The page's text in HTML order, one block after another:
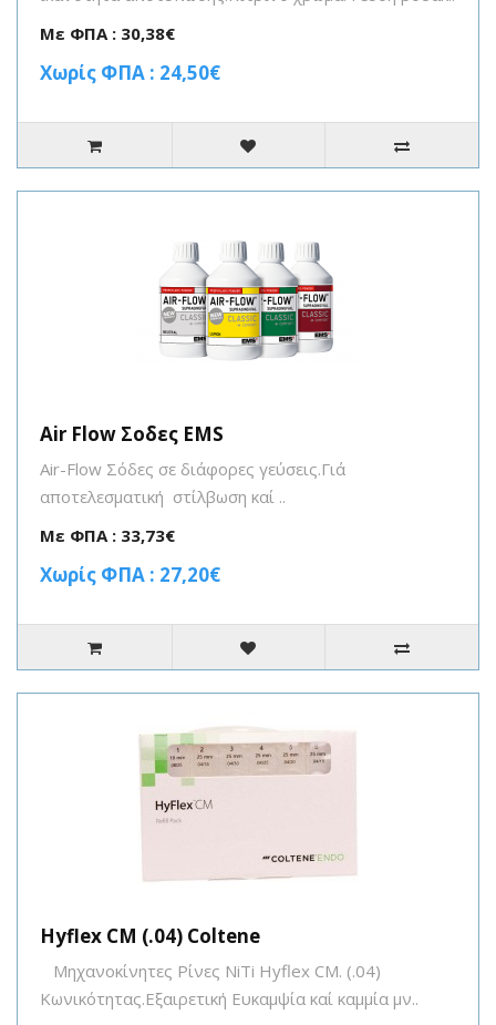
Με ΦΠΑ : 30,38€
Χωρίς ΦΠΑ : 24,50€
Air Flow Σοδες EMS
Air-Flow Σόδες σε διάφορες γεύσεις.Γιά
αποτελεσματική στίλβωση καί ..
Με ΦΠΑ : 33,73€
Χωρίς ΦΠΑ : 27,20€
Hyflex CM (.04) Coltene
Μηχανοκίνητες Ρίνες ΝiΤi Hyflex CM. (.04)
Κωνικότητας.Εξαιρετική Ευκαμψία καί καμμία μν..